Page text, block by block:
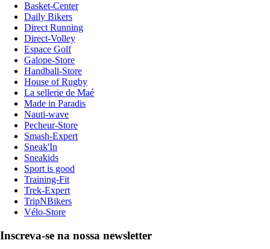
Basket-Center
Daily Bikers
Direct Running
Direct-Volley
Espace Golf
Galope-Store
Handball-Store
House of Rugby
La sellerie de Maé
Made in Paradis
Nauti-wave
Pecheur-Store
Smash-Expert
Sneak'In
Sneakids
Sport is good
Training-Fit
Trek-Expert
TripNBikers
Vélo-Store
Inscreva-se na nossa newsletter